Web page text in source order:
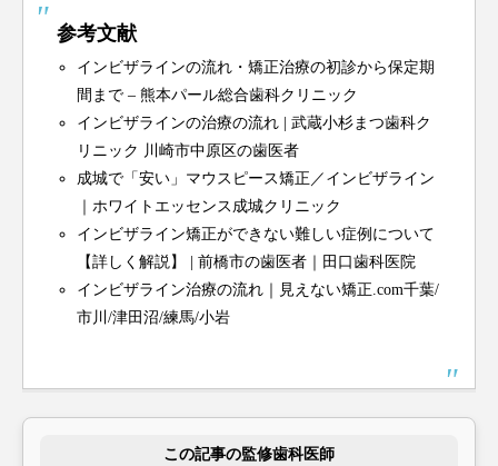
参考文献
インビザラインの流れ・矯正治療の初診から保定期
間まで – 熊本パール総合歯科クリニック
インビザラインの治療の流れ | 武蔵小杉まつ歯科ク
リニック 川崎市中原区の歯医者
成城で「安い」マウスピース矯正／インビザライン
｜ホワイトエッセンス成城クリニック
インビザライン矯正ができない難しい症例について
【詳しく解説】 | 前橋市の歯医者｜田口歯科医院
インビザライン治療の流れ｜見えない矯正.com千葉/
市川/津田沼/練馬/小岩
この記事の監修歯科医師